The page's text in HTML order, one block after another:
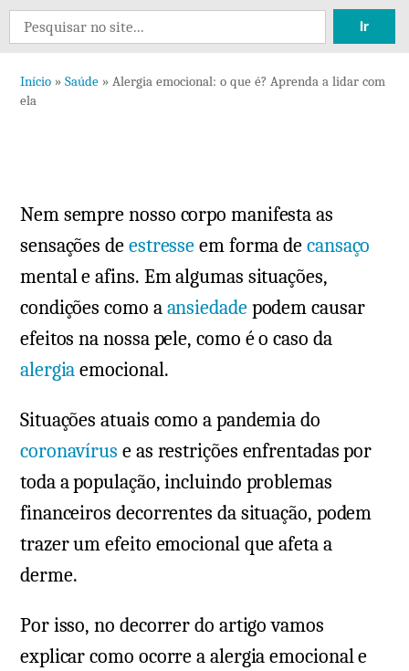
Search
for:
Início » Saúde » Alergia emocional: o que é? Aprenda a lidar com
ela
Nem sempre nosso corpo manifesta as
sensações deestresseem forma decansaço
mental e afins. Em algumas situações,
condições como aansiedadepodem causar
efeitos na nossa pele, como é o caso da
alergiaemocional.
Situações atuais como a pandemia do
coronavírus e as restrições enfrentadas por
toda a população, incluindo problemas
financeiros decorrentes da situação, podem
trazer um efeito emocional que afeta a
derme.
Por isso, no decorrer do artigo vamos
explicar como ocorre a alergia emocional e